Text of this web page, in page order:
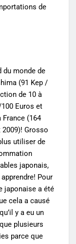
de
du monde de
(91 Kep /
de 10 à
Euros et
(164
Grosso
utiliser de
japonais,
Pour
japonaise a été
cela a causé
y a eu un
plusieurs
parce que